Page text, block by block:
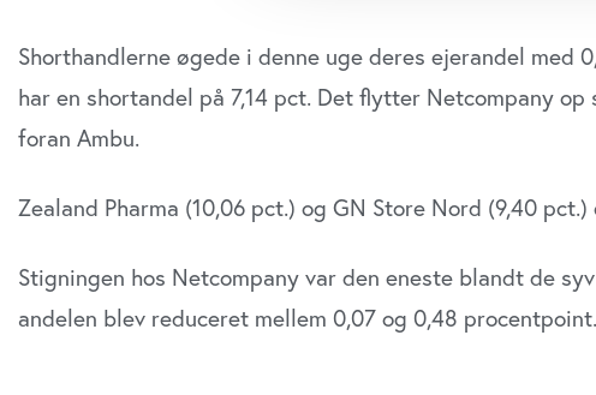
dem, eller som de har indsamlet
anvende vores hjemmeside.
Shorthandlerne øgede i denne uge deres ejerandel med
har en shortandel på 7,14 pct. Det flytter Netcompany
foran Ambu.
Zealand Pharma (10,06 pct.) og GN Store Nord (9,40
Stigningen hos Netcompany var den eneste blandt de
andelen blev reduceret mellem 0,07 og 0,48 procentpoint.